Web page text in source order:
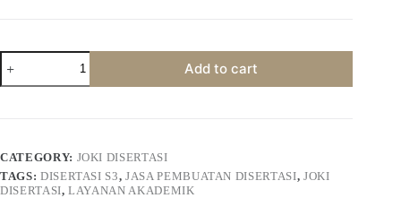
Jasa
Pembuatan
Disertasi
quantity
Add to cart
CATEGORY: JOKI DISERTASI
TAGS: DISERTASI S3,JASA PEMBUATAN DISERTASI, JOKI
DISERTASI,LAYANAN AKADEMIK